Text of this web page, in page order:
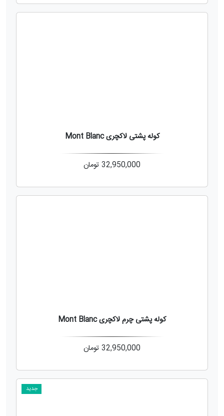
کوله پشتی لاکچری Mont Blanc
32,950,000 تومان
کوله پشتی چرم لاکچری Mont Blanc
32,950,000 تومان
جدید